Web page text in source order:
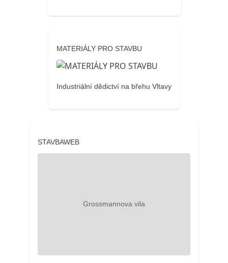
MATERIÁLY PRO STAVBU
Industriální dědictví na břehu Vltavy
STAVBAWEB